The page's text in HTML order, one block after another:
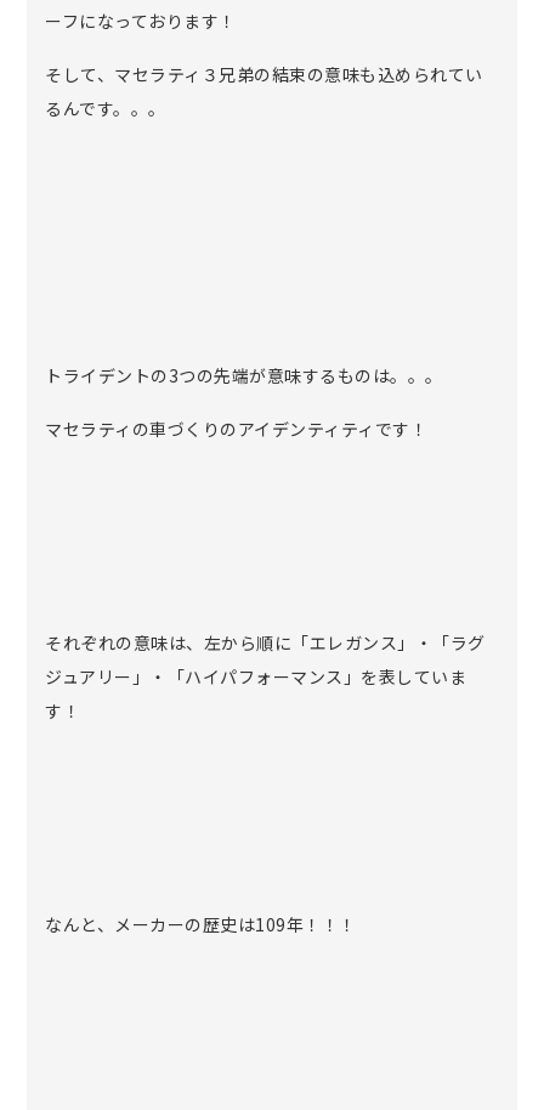
ーフになっております！
そして、マセラティ３兄弟の結束の意味も込められてい
るんです。。。
トライデントの3つの先端が意味するものは。。。
マセラティの車づくりのアイデンティティです！
それぞれの意味は、左から順に「エレガンス」・「ラグ
ジュアリー」・「ハイパフォーマンス」を表していま
す！
なんと、メーカーの歴史は109年！！！